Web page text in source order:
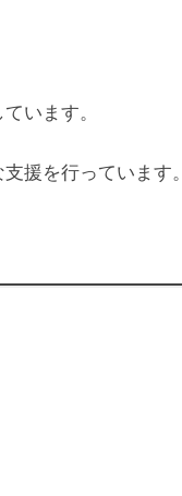
います。
援を行っています。